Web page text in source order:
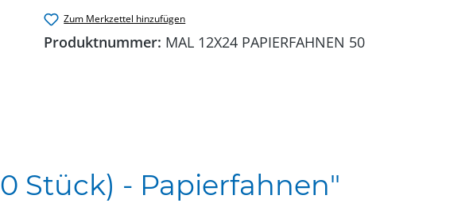
Zum Merkzettel hinzufügen
Produktnummer: MAL 12X24 PAPIERFAHNEN 50
Stück) - Papierfahnen"